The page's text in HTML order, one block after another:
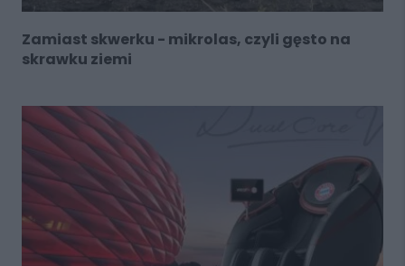
Zamiast skwerku - mikrolas, czyli gęsto na
skrawku ziemi